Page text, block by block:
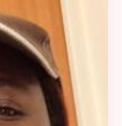
non à un week-end
“je disparais sans
ou ceux en
: ce n’est pas
rondeurs , donc si
de perdre ton